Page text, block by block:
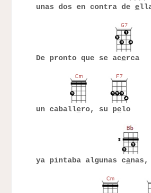
unas dos en contra de e
De pronto que se acerca
un caballero, su pelo
ya pintaba algunas canas,